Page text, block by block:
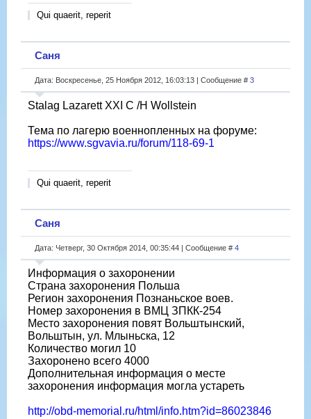
Qui quaerit, reperit
Саня
Дата: Воскресенье, 25 Ноября 2012, 16:03:13 | Сообщение # 3
Stalag Lazarett XXI C /H Wollstein
Тема по лагерю военнопленных на форуме:
https://www.sgvavia.ru/forum/118-69-1
Qui quaerit, reperit
Саня
Дата: Четверг, 30 Октября 2014, 00:35:44 | Сообщение # 4
Информация о захоронении
Страна захоронения Польша
Регион захоронения Познаньское воев.
Номер захоронения в ВМЦ ЗПКК-254
Место захоронения повят Вольштынский,
Вольштын, ул. Млыньска, 12
Количество могил 10
Захоронено всего 4000
Дополнительная информация о месте
захоронения информация могла устареть
http://obd-memorial.ru/html/info.htm?id=86023846